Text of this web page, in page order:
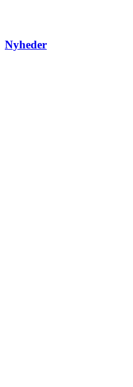
Nyheder